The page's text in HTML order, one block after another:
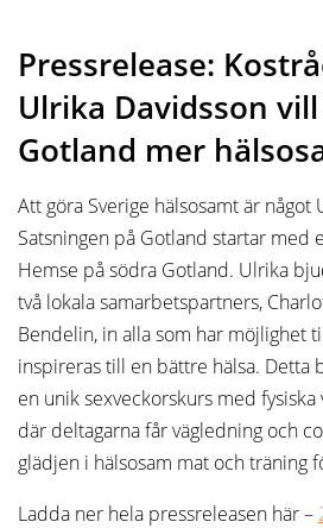
Pressrelease:
Ulrika Davidsson
Gotland mer
Att göra Sverige hälsosamt är något
Satsningen på Gotland startar med
Hemse på södra Gotland. Ulrika
två lokala samarbetspartners,
Bendelin, in alla som har möjlighet
inspireras till en bättre hälsa. Detta
en unik sexveckorskurs med
där deltagarna får vägledning och
glädjen i hälsosam mat och träning
Ladda ner hela pressreleasen här –